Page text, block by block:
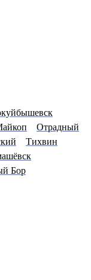
Отрадный
Тихвин
Бор